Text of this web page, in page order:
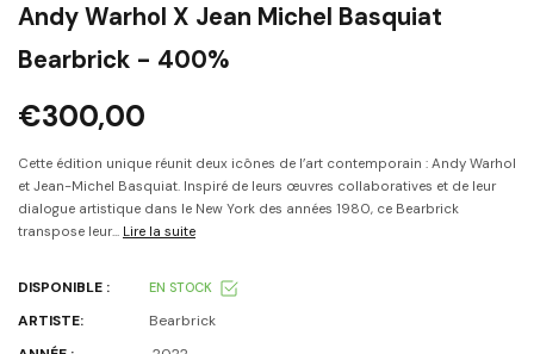
Andy Warhol X Jean Michel Basquiat
Bearbrick - 400%
€300,00
Cette édition unique réunit deux icônes de l’art contemporain : Andy Warhol
et Jean-Michel Basquiat. Inspiré de leurs œuvres collaboratives et de leur
dialogue artistique dans le New York des années 1980, ce Bearbrick
transpose leur... Lire la suite
DISPONIBLE : EN STOCK
ARTISTE:
Bearbrick